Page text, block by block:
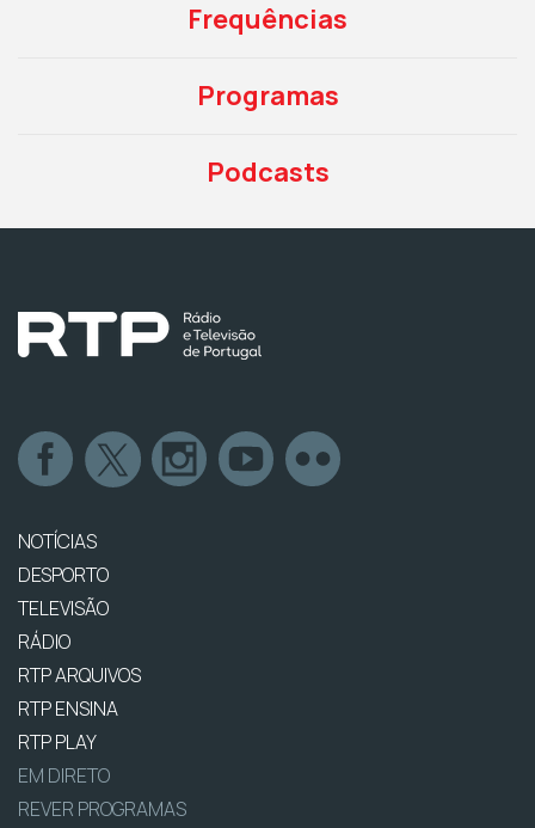
Frequências
Programas
Podcasts
NOTÍCIAS
DESPORTO
TELEVISÃO
RÁDIO
RTP ARQUIVOS
RTP ENSINA
RTP PLAY
EM DIRETO
REVER PROGRAMAS